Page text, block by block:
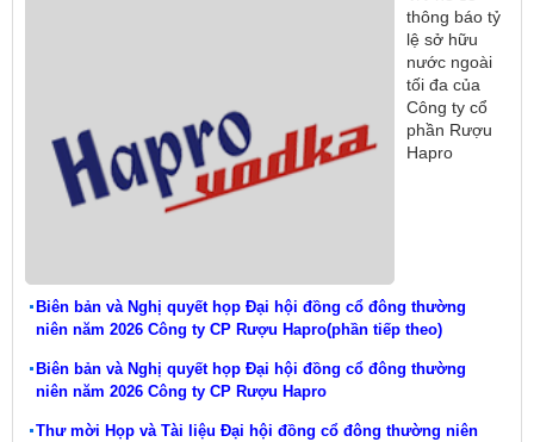
thông báo tỷ
lệ sở hữu
nước ngoài
tối đa của
Công ty cổ
phần Rượu
Hapro
Biên bản và Nghị quyết họp Đại hội đồng cổ đông thường
niên năm 2026 Công ty CP Rượu Hapro(phần tiếp theo)
Biên bản và Nghị quyết họp Đại hội đồng cổ đông thường
niên năm 2026 Công ty CP Rượu Hapro
Thư mời Họp và Tài liệu Đại hội đồng cổ đông thường niên